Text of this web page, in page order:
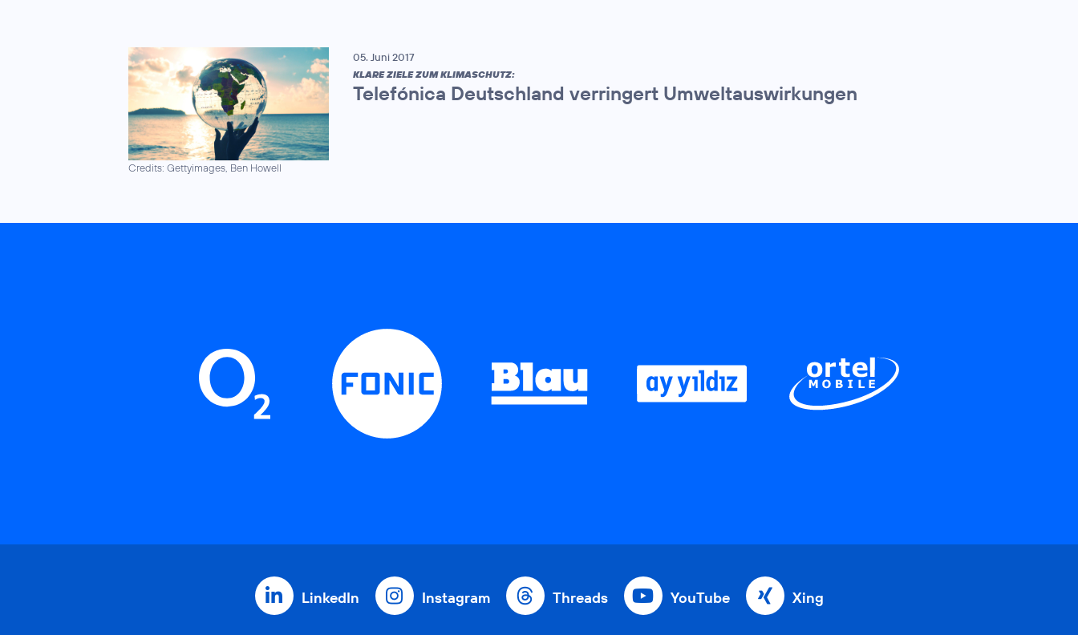
Credits: Gettyimages, Ben Howell
05. Juni 2017
KLARE ZIELE ZUM KLIMASCHUTZ:
Telefónica Deutschland verringert Umweltauswirkungen
LinkedIn Instagram Threads YouTube Xing